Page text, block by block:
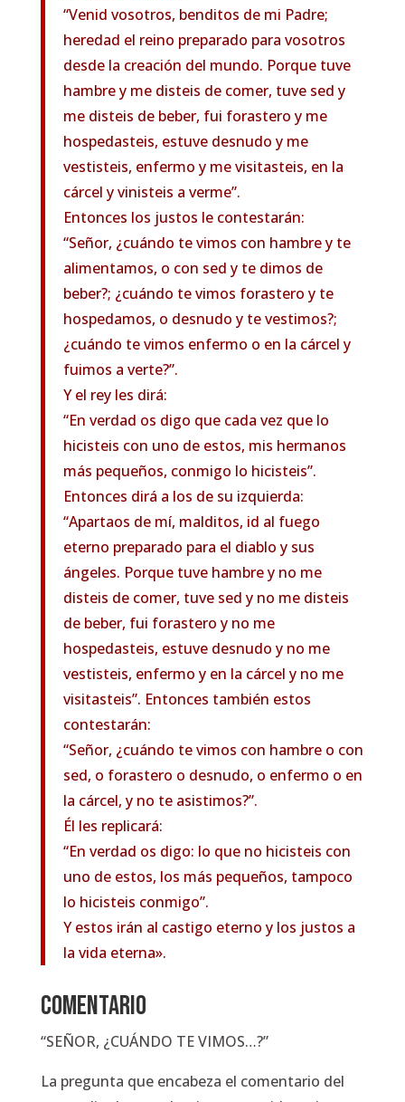
“Venid vosotros, benditos de mi Padre;
heredad el reino preparado para vosotros
desde la creación del mundo. Porque tuve
hambre y me disteis de comer, tuve sed y
me disteis de beber, fui forastero y me
hospedasteis, estuve desnudo y me
vestisteis, enfermo y me visitasteis, en la
cárcel y vinisteis a verme”.
Entonces los justos le contestarán:
“Señor, ¿cuándo te vimos con hambre y te
alimentamos, o con sed y te dimos de
beber?; ¿cuándo te vimos forastero y te
hospedamos, o desnudo y te vestimos?;
¿cuándo te vimos enfermo o en la cárcel y
fuimos a verte?”.
Y el rey les dirá:
“En verdad os digo que cada vez que lo
hicisteis con uno de estos, mis hermanos
más pequeños, conmigo lo hicisteis”.
Entonces dirá a los de su izquierda:
“Apartaos de mí, malditos, id al fuego
eterno preparado para el diablo y sus
ángeles. Porque tuve hambre y no me
disteis de comer, tuve sed y no me disteis
de beber, fui forastero y no me
hospedasteis, estuve desnudo y no me
vestisteis, enfermo y en la cárcel y no me
visitasteis”. Entonces también estos
contestarán:
“Señor, ¿cuándo te vimos con hambre o con
sed, o forastero o desnudo, o enfermo o en
la cárcel, y no te asistimos?”.
Él les replicará:
“En verdad os digo: lo que no hicisteis con
uno de estos, los más pequeños, tampoco
lo hicisteis conmigo”.
Y estos irán al castigo eterno y los justos a
la vida eterna».
COMENTARIO
“SEÑOR, ¿CUÁNDO TE VIMOS…?”
La pregunta que encabeza el comentario del